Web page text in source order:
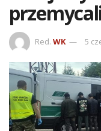
Red. WK 5